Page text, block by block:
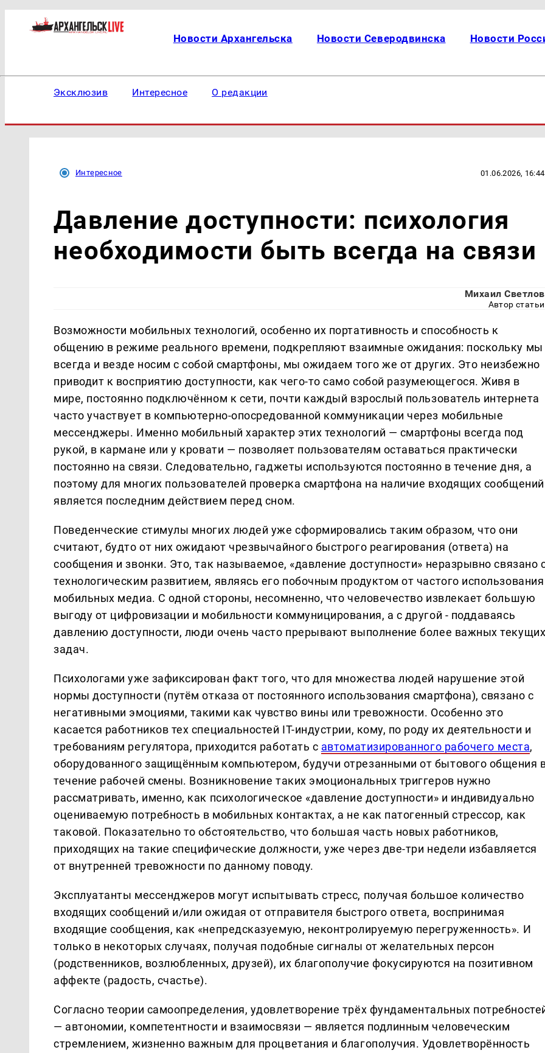
Новости Архангельска Новости Северодвинска Новости
Эксклюзив Интересное О редакции
Интересное 01.06.2026, 16:44
Давление доступности: психология
необходимости быть всегда на связи
Михаил Светлов
Автор статьи
Возможности мобильных технологий, особенно их портативность и способность к
общению в режиме реального времени, подкрепляют взаимные ожидания: поскольку мы
всегда и везде носим с собой смартфоны, мы ожидаем того же от других. Это неизбежно
приводит к восприятию доступности, как чего-то само собой разумеющегося. Живя в
мире, постоянно подключённом к сети, почти каждый взрослый пользователь интернета
часто участвует в компьютерно-опосредованной коммуникации через мобильные
мессенджеры. Именно мобильный характер этих технологий — смартфоны всегда под
рукой, в кармане или у кровати — позволяет пользователям оставаться практически
постоянно на связи. Следовательно, гаджеты используются постоянно в течение дня, а
поэтому для многих пользователей проверка смартфона на наличие входящих сообщений
является последним действием перед сном.
Поведенческие стимулы многих людей уже сформировались таким образом, что они
считают, будто от них ожидают чрезвычайного быстрого реагирования (ответа) на
сообщения и звонки. Это, так называемое, «давление доступности» неразрывно связано
технологическим развитием, являясь его побочным продуктом от частого использования
мобильных медиа. С одной стороны, несомненно, что человечество извлекает большую
выгоду от цифровизации и мобильности коммуницирования, а с другой - поддаваясь
давлению доступности, люди очень часто прерывают выполнение более важных
задач.
Психологами уже зафиксирован факт того, что для множества людей нарушение этой
нормы доступности (путём отказа от постоянного использования смартфона), связано с
негативными эмоциями, такими как чувство вины или тревожности. Особенно это
касается работников тех специальностей IT-индустрии, кому, по роду их деятельности и
требованиям регулятора, приходится работать с автоматизированного рабочего места,
оборудованного защищённым компьютером, будучи отрезанными от бытового общения
течение рабочей смены. Возникновение таких эмоциональных триггеров нужно
рассматривать, именно, как психологическое «давление доступности» и индивидуально
оцениваемую потребность в мобильных контактах, а не как патогенный стрессор, как
таковой. Показательно то обстоятельство, что большая часть новых работников,
приходящих на такие специфические должности, уже через две-три недели избавляется
от внутренней тревожности по данному поводу.
Эксплуатанты мессенджеров могут испытывать стресс, получая большое количество
входящих сообщений и/или ожидая от отправителя быстрого ответа, воспринимая
входящие сообщения, как «непредсказуемую, неконтролируемую перегруженность». И
только в некоторых случаях, получая подобные сигналы от желательных персон
(родственников, возлюбленных, друзей), их благополучие фокусируются на позитивном
аффекте (радость, счастье).
Согласно теории самоопределения, удовлетворение трёх фундаментальных
— автономии, компетентности и взаимосвязи — является подлинным человеческим
стремлением, жизненно важным для процветания и благополучия. Удовлетворённость